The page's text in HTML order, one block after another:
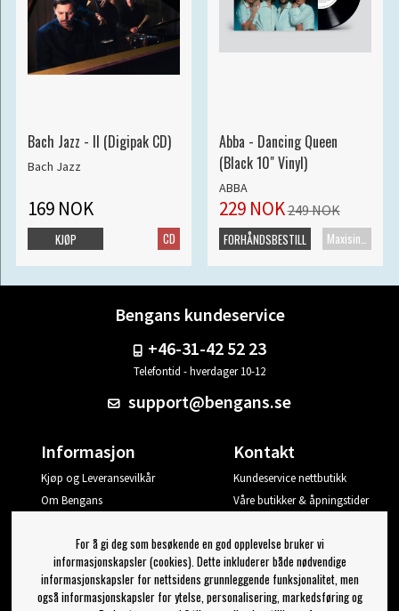
Bach Jazz - II (Digipak CD)
Bach Jazz
169 NOK
CD
KJØP
Abba - Dancing Queen
(Black 10" Vinyl)
ABBA
229 NOK249 NOK
Maxisingel
FORHÅNDSBESTILL
Bengans kundeservice
+46-31-42 52 23
Telefontid - hverdager 10-12
support@bengans.se
Informasjon
Kjøp og Leveransevilkår
Om Bengans
Kontakt
Kundeservice nettbutikk
Våre butikker & åpningstider
Logg ut
Jeg vil ha tips fra Bengans
For å gi deg som besøkende en god opplevelse bruker vi
informasjonskapsler (cookies). Dette inkluderer både nødvendige
informasjonskapsler for nettsidens grunnleggende funksjonalitet, men
også informasjonskapsler for ytelse, personalisering, markedsføring og